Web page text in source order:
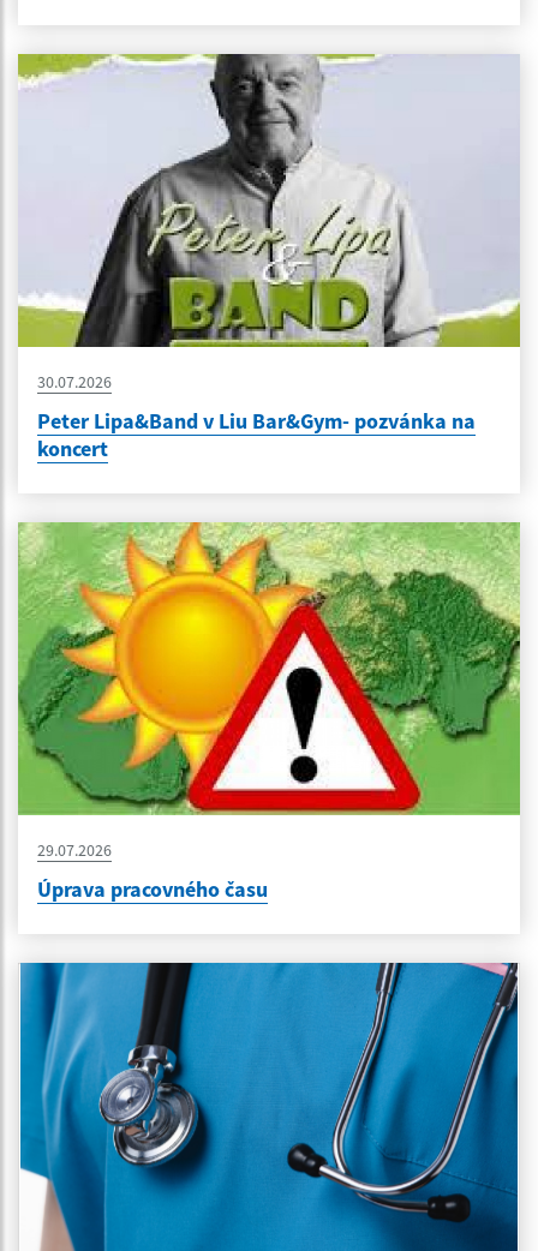
30.07.2026
Peter Lipa&Band v Liu Bar&Gym- pozvánka na
koncert
29.07.2026
Úprava pracovného času